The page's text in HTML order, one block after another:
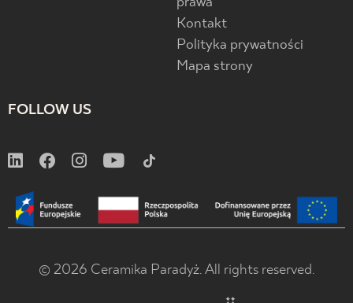
Kontakt
Polityka prywatności
Mapa strony
FOLLOW US
© 2026 Ceramika Paradyż. All rights reserved.